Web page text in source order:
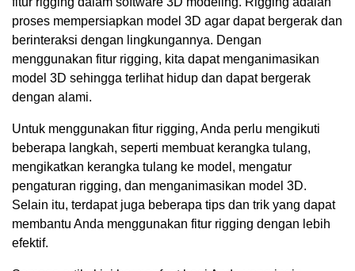
proses mempersiapkan model 3D agar dapat bergerak dan
berinteraksi dengan lingkungannya. Dengan
menggunakan fitur rigging, kita dapat menganimasikan
model 3D sehingga terlihat hidup dan dapat bergerak
dengan alami.
Untuk menggunakan fitur rigging, Anda perlu mengikuti
beberapa langkah, seperti membuat kerangka tulang,
mengikatkan kerangka tulang ke model, mengatur
pengaturan rigging, dan menganimasikan model 3D.
Selain itu, terdapat juga beberapa tips dan trik yang dapat
membantu Anda menggunakan fitur rigging dengan lebih
efektif.